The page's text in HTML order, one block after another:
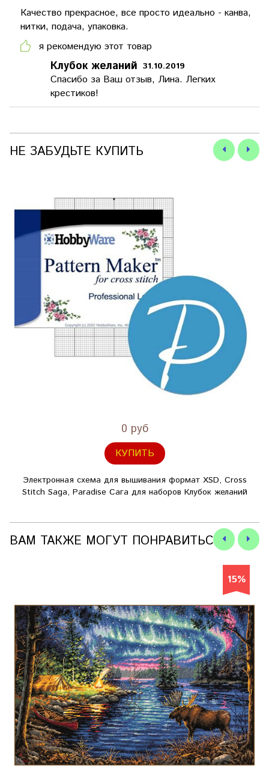
Качество прекрасное, все просто идеально - канва,
нитки, подача, упаковка.
я рекомендую этот товар
Клубок желаний 31.10.2019
Спасибо за Ваш отзыв, Лина. Легких
крестиков!
НЕ ЗАБУДЬТЕ КУПИТЬ
0 руб
КУПИТЬ
Электронная схема для вышивания формат XSD, Cross
Stitch Saga, Paradise Сага для наборов Клубок желаний
ВАМ ТАКЖЕ МОГУТ ПОНРАВИТЬСЯ
15%